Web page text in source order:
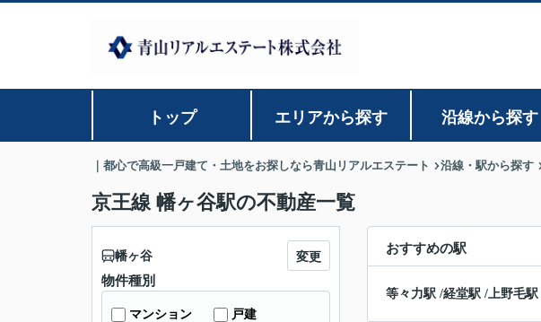
トップ エリアから探す 沿線から探す
｜都心で高級一戸建て・土地をお探しなら青山リアルエステート 沿線・駅から探す
京王線 幡ヶ谷駅の不動産一覧
おすすめの駅
等々力駅 /経堂駅 /上野毛駅
幡ヶ谷 変更
物件種別
マンション 戸建